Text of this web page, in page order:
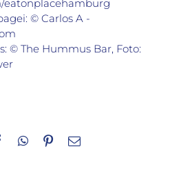
eatonplacehamburg
© Carlos A -
© The Hummus Bar, Foto:
Facebook
WhatsApp
Pinterest
E-